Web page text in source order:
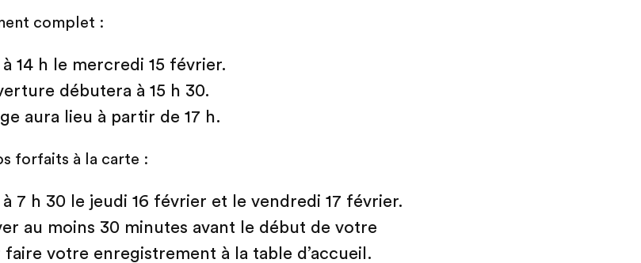
complet :
14 h le mercredi 15 février.
débutera à 15 h 30.
aura lieu à partir de 17 h.
forfaits à la carte :
7 h 30 le jeudi 16 février et le vendredi 17 février.
au moins 30 minutes avant le début de votre
votre enregistrement à la table d’accueil.